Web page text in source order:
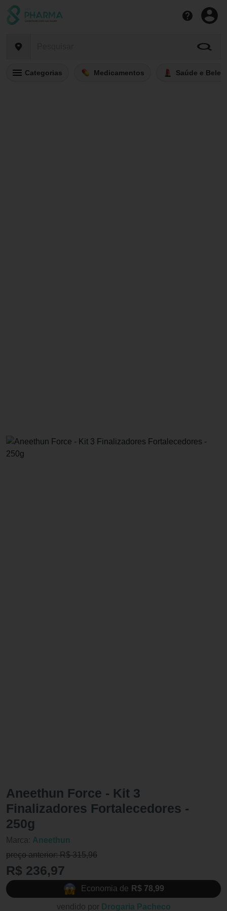
Categorias Medicamentos Saúde e
Aneethun Force - Kit 3
Finalizadores Fortalecedores -
250g
Marca: Aneethun
preço anterior: R$ 315,96
R$ 236,97
Economia de R$ 78,99
vendido por Drogaria Pacheco